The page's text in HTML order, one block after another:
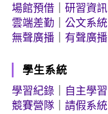
場館預借
研習資訊
雲端差勤
公文系統
無聲廣播
有聲廣播
學生系統
學習紀錄
自主學習
競賽營隊
請假系統